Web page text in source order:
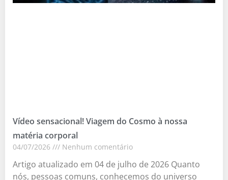
Vídeo sensacional! Viagem do Cosmo à nossa
matéria corporal
04/07/2026 Nenhum comentário
Artigo atualizado em 04 de julho de 2026 Quanto
nós, pessoas comuns, conhecemos do universo